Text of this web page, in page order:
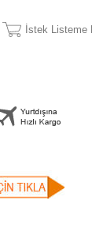
İstek Listeme